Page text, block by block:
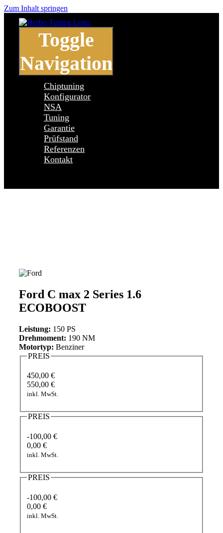
Zum Inhalt springen
Toggle
Navigation
Chiptuning
Konfigurator
NSA
Tuning
Garantie
Prüfstand
Referenzen
Kontakt
Ford C max 2 Series 1.6
ECOBOOST
Leistung: 150 PS
Drehmoment: 190 NM
Motortyp: Benziner
PREIS
450,00 €
550,00 €
inkl. MwSt.
PREIS
-100,00 €
0,00 €
inkl. MwSt.
PREIS
-100,00 €
0,00 €
inkl. MwSt.